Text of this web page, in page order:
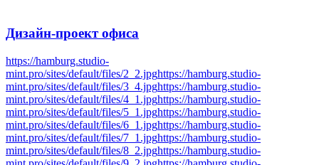
Дизайн-проектофиса
https://hamburg.studio-
mint.pro/sites/default/files/2_2.jpghttps://hamburg.studio-
mint.pro/sites/default/files/3_4.jpghttps://hamburg.studio-
mint.pro/sites/default/files/4_1.jpghttps://hamburg.studio-
mint.pro/sites/default/files/5_1.jpghttps://hamburg.studio-
mint.pro/sites/default/files/6_1.jpghttps://hamburg.studio-
mint.pro/sites/default/files/7_1.jpghttps://hamburg.studio-
mint.pro/sites/default/files/8_2.jpghttps://hamburg.studio-